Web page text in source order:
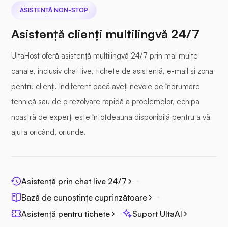
Seafile
Fotoprismă
Plex
ASISTENȚĂ NON-STOP
Asistență clienți multilingvă 24/7
UltaHost oferă asistență multilingvă 24/7 prin mai multe
canale, inclusiv chat live, tichete de asistență, e-mail și zona
pentru clienți. Indiferent dacă aveți nevoie de îndrumare
tehnică sau de o rezolvare rapidă a problemelor, echipa
noastră de experți este întotdeauna disponibilă pentru a vă
ajuta oricând, oriunde.
Asistență prin chat live 24/7
Bază de cunoștințe cuprinzătoare
Asistență pentru tichete
Suport UltaAI